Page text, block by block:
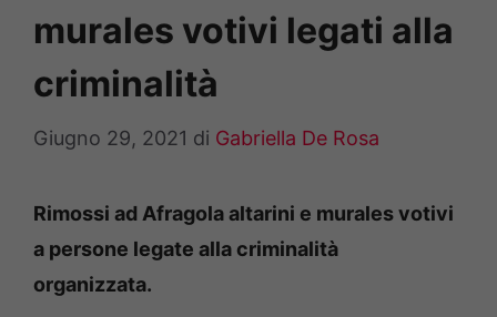
murales votivi legati alla
criminalità
Giugno 29, 2021 di Gabriella De Rosa
Rimossi ad Afragola altarini e murales votivi
a persone legate alla criminalità
organizzata.